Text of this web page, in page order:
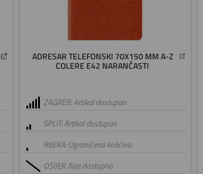
ADRESAR TELEFONSKI 70X150 MM A-Z
COLERE E42 NARANČASTI
ZAGREB: Artikal dostupan
SPLIT: Artikal dostupan
RIJEKA: Ograničena količina
OSIJEK: Nije dostupno